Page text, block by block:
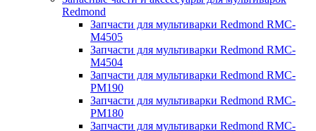
Redmond
Запчасти для мультиварки Redmond RMC-
M4505
Запчасти для мультиварки Redmond RMC-
M4504
Запчасти для мультиварки Redmond RMC-
PM190
Запчасти для мультиварки Redmond RMC-
PM180
Запчасти для мультиварки Redmond RMC-